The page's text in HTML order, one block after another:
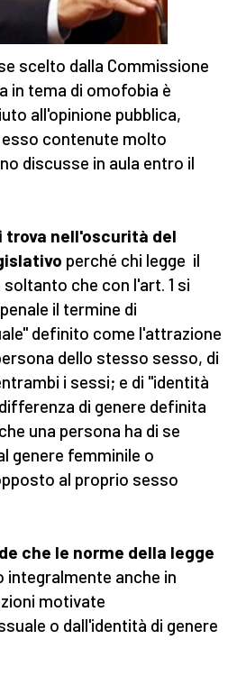
scelto dalla Commissione
in tema di omofobia è
all'opinione pubblica,
esso contenute molto
discusse in aula entro il
trova nell'oscurità del
perché chi legge il
che con l'art. 1 si
il termine di
definito come l'attrazione
dello stesso sesso, di
i sessi; e di "identità
di genere definita
una persona ha di se
genere femminile o
al proprio sesso
che le norme della legge
integralmente anche in
motivate
o dall'identità di genere